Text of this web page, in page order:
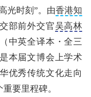
光时刻”。由香港知
部前外交官吴高林
中英全译本・全三
本届文博会上学术
优秀传统文化走向
要里程碑。